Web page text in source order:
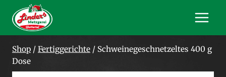
Inhalt
springen
Shop / Fertiggerichte / Schweinegeschnetzeltes 400 g
Dose